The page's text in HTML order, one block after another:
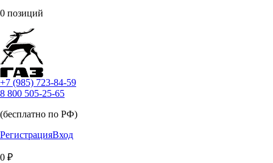
0 позиций
+7 (985) 723-84-59
8 800 505-25-65
(бесплатно по РФ)
РегистрацияВход
0 ₽